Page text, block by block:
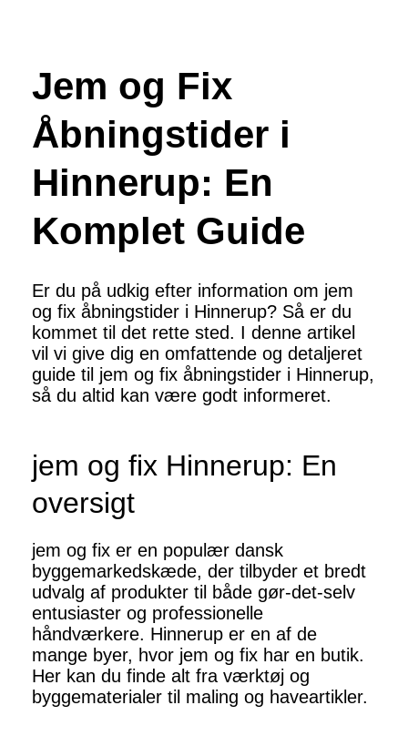
Jem og Fix
Åbningstider i
Hinnerup: En
Komplet Guide
Er du på udkig efter information om jem
og fix åbningstider i Hinnerup? Så er du
kommet til det rette sted. I denne artikel
vil vi give dig en omfattende og detaljeret
guide til jem og fix åbningstider i Hinnerup,
så du altid kan være godt informeret.
jem og fix Hinnerup: En
oversigt
jem og fix er en populær dansk
byggemarkedskæde, der tilbyder et bredt
udvalg af produkter til både gør-det-selv
entusiaster og professionelle
håndværkere. Hinnerup er en af de
mange byer, hvor jem og fix har en butik.
Her kan du finde alt fra værktøj og
byggematerialer til maling og haveartikler.